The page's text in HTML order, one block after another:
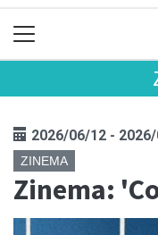
2026/06/12 -
ZINEMA
Zinema: